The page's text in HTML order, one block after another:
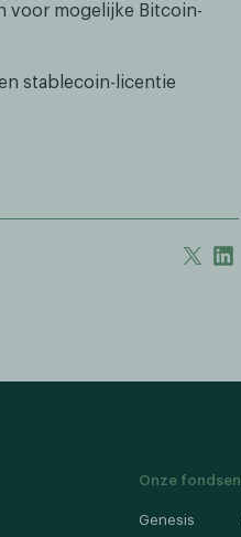
voor mogelijke Bitcoin-
stablecoin-licentie
Onze fondsen
Genesis